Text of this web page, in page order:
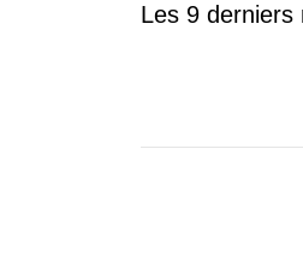
Les 9 derniers